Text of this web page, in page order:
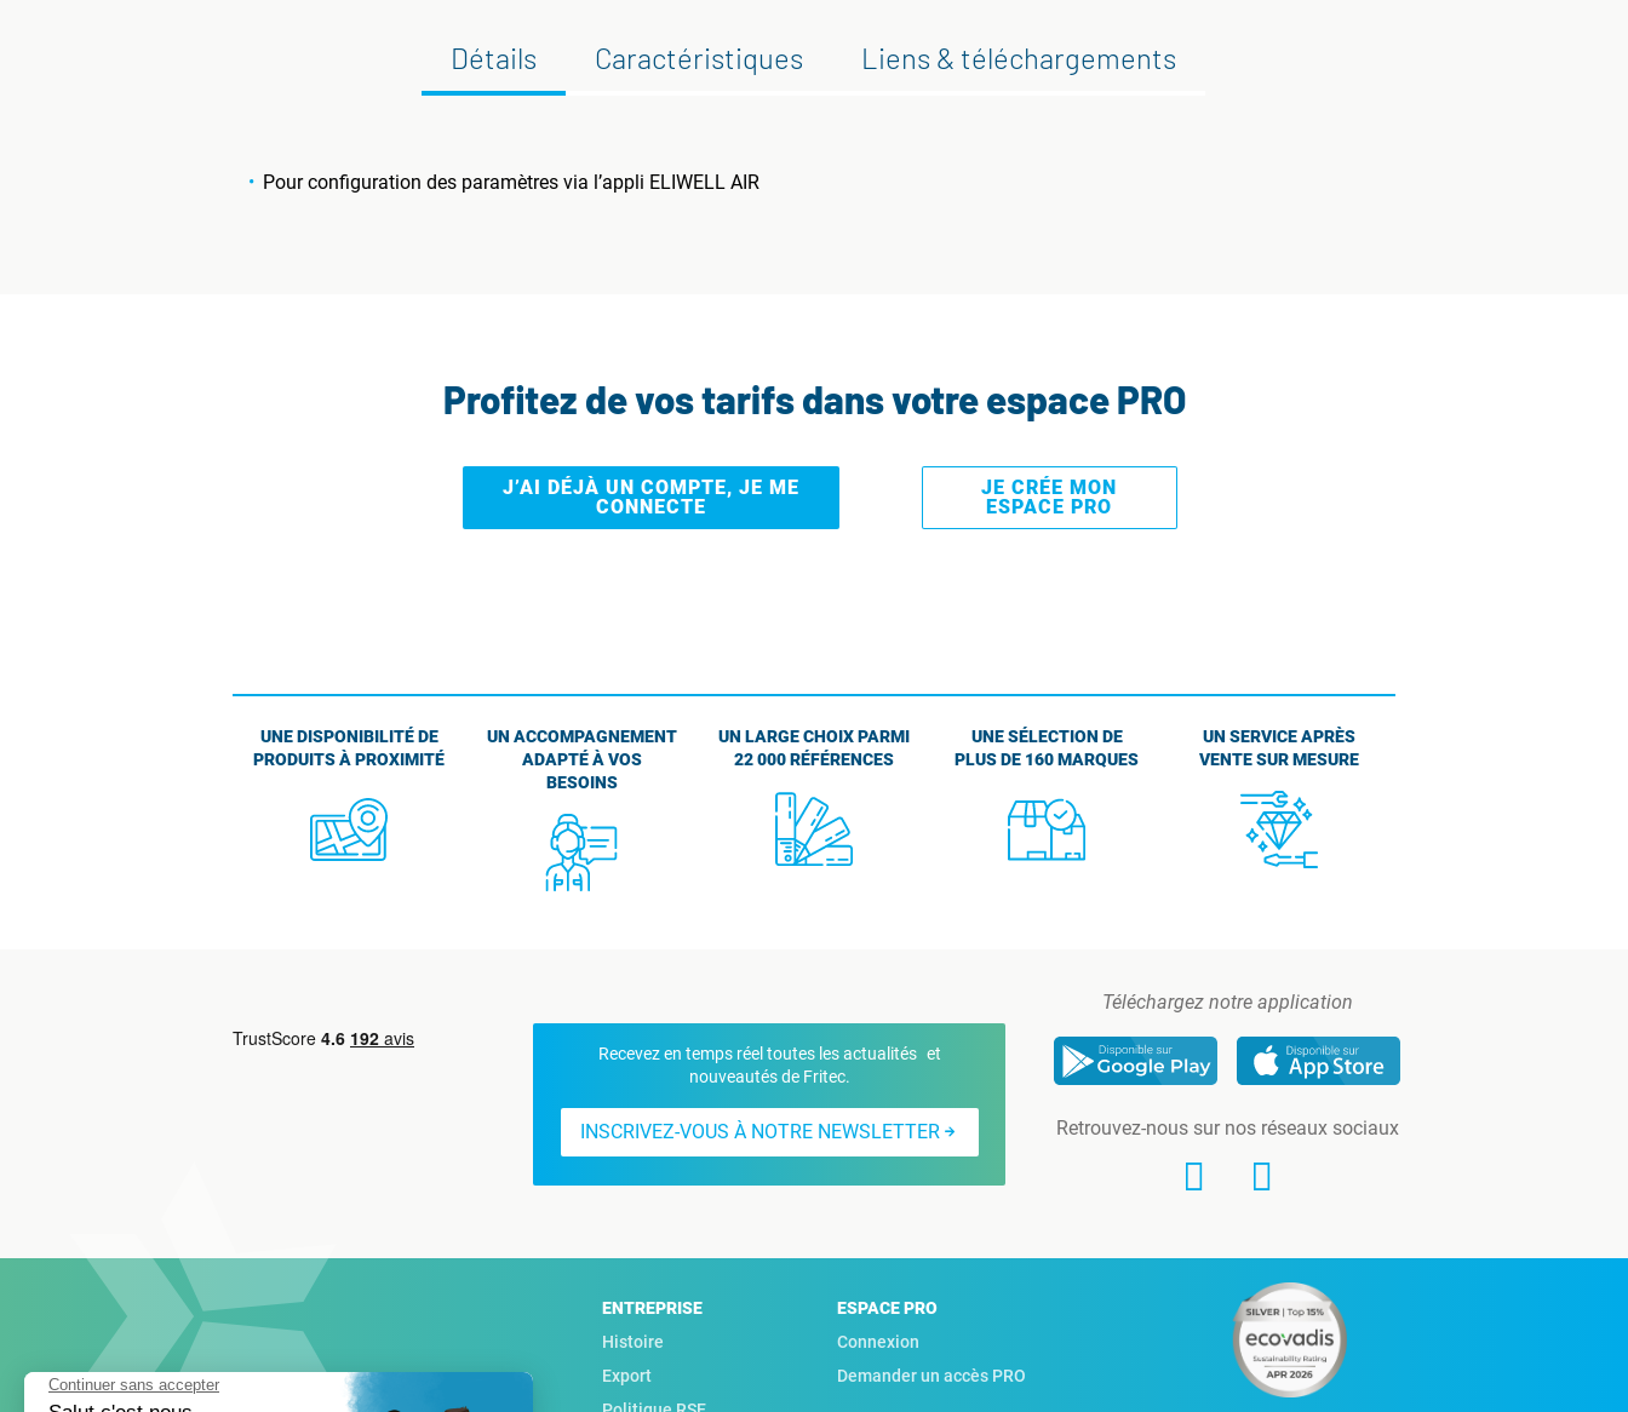
Détails Caractéristiques Liens & téléchargements
Pour configuration des paramètres via l’appli ELIWELL AIR
Profitez de vos tarifs dans votre espace PRO
J’AI DÉJÀ UN COMPTE, JE ME
CONNECTE
JE CRÉE MON
ESPACE PRO
UNE DISPONIBILITÉ DE
PRODUITS À PROXIMITÉ
UN ACCOMPAGNEMENT
ADAPTÉ À VOS
BESOINS
UN LARGE CHOIX PARMI
22 000 RÉFÉRENCES
UNE SÉLECTION DE
PLUS DE 160 MARQUES
UN SERVICE APRÈS
VENTE SUR MESURE
Recevez en temps réel toutes les actualités et
nouveautés de Fritec.
INSCRIVEZ-VOUS À NOTRE NEWSLETTER
Téléchargez notre application
Retrouvez-nous sur nos réseaux sociaux
ENTREPRISE
Histoire
Export
ESPACE PRO
Connexion
Demander un accès PRO